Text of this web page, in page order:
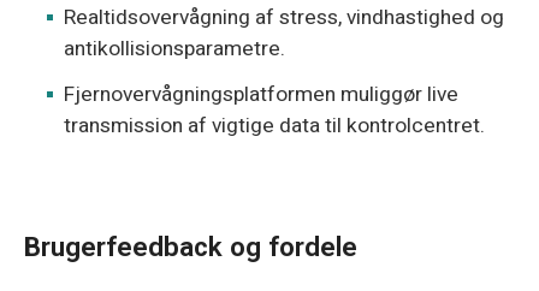
Realtidsovervågning af stress, vindhastighed og
antikollisionsparametre.
Fjernovervågningsplatformen muliggør live
transmission af vigtige data til kontrolcentret.
Brugerfeedback og fordele